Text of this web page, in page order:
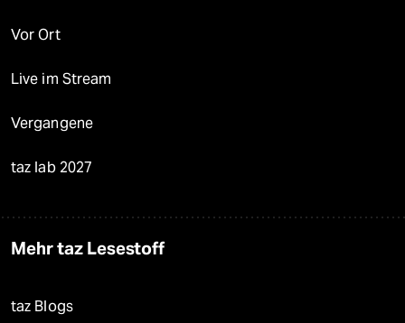
Vor Ort
Live im Stream
Vergangene
taz lab 2027
Mehr taz Lesestoff
taz Blogs